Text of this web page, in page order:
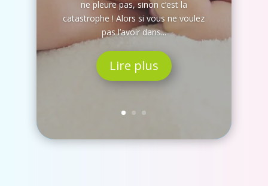
ne pleure pas, sinon c’est la
catastrophe ! Alors si vous ne voulez
pas l’avoir dans...
Lire plus